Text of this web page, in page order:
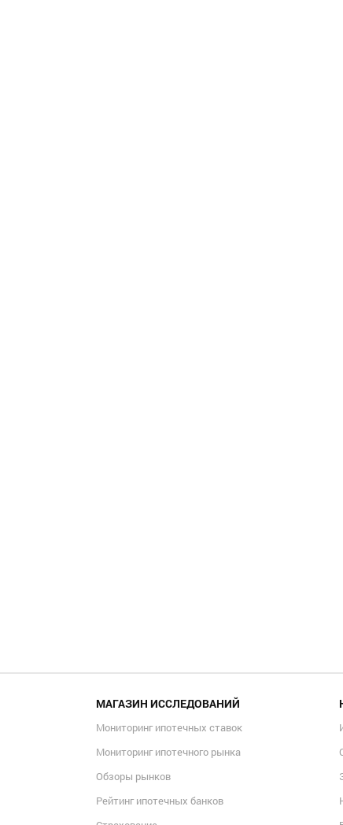
МАГАЗИН ИССЛЕДОВАНИЙ
Мониторинг ипотечных ставок
Мониторинг ипотечного рынка
Обзоры рынков
Рейтинг ипотечных банков